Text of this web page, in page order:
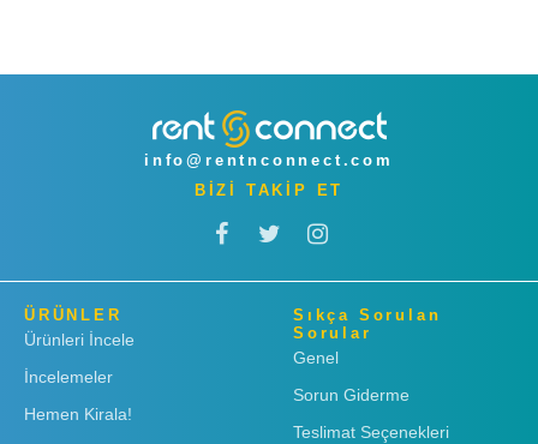
info@rentnconnect.com
BİZİ TAKİP ET
ÜRÜNLER
Ürünleri İncele
İncelemeler
Hemen Kirala!
Sıkça Sorulan
Sorular
Genel
Sorun Giderme
Teslimat Seçenekleri